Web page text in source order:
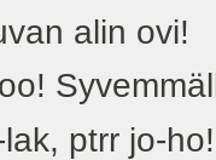
alin ovi!
ptrr jo-